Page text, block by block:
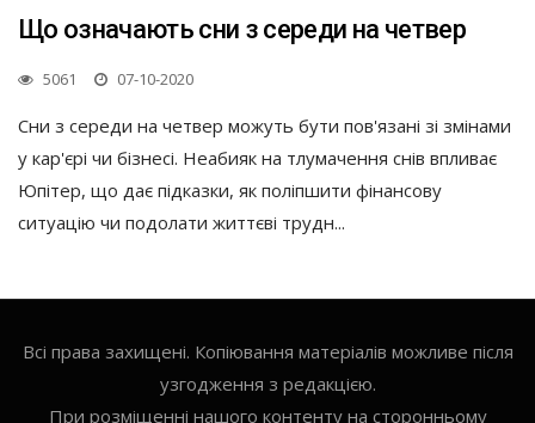
Що означають сни з середи на четвер
5061 07-10-2020
Сни з середи на четвер можуть бути пов'язані зі змінами
у кар'єрі чи бізнесі. Неабияк на тлумачення снів впливає
Юпітер, що дає підказки, як поліпшити фінансову
ситуацію чи подолати життєві трудн...
Всі права захищені. Копіювання матеріалів можливе після
узгодження з редакцією.
При розміщенні нашого контенту на сторонньому